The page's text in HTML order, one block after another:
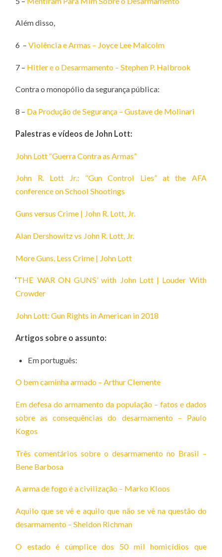
Além disso,
6 –Violência e Armas – Joyce Lee Malcolm
7 – Hitler e o Desarmamento – Stephen P. Halbrook
Contra o monopólio da segurança pública:
8 – Da Produção de Segurança – Gustave de Molinari
Palestras e vídeos de John Lott:
John Lott “Guerra Contra as Armas”
John R. Lott Jr.: “Gun Control Lies” at the AFA
conference on School Shootings
Guns versus Crime | John R. Lott, Jr.
Alan Dershowitz vs John R. Lott, Jr.
More Guns, Less Crime | John Lott
‘THE WAR ON GUNS’ with John Lott | Louder With
Crowder
John Lott: Gun Rights in American in 2018
Artigos sobre o assunto:
Em português:
O bem caminha armado – Arthur Clemente
Em defesa do armamento da população – fatos e dados
sobre as consequências do desarmamento – Paulo
Kogos
Três comentários sobre o desarmamento no Brasil –
Bene Barbosa
A arma de fogo é a civilização – Marko Kloos
Aquilo que se vê e aquilo que não se vê na questão do
desarmamento – Sheldon Richman
O estado é cúmplice dos 50 mil homicídios que